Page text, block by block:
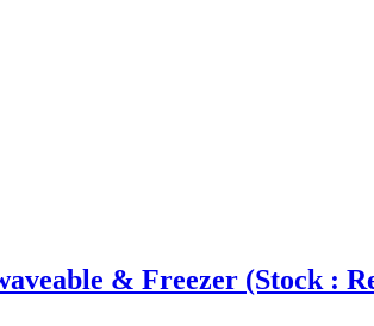
& Freezer (Stock :